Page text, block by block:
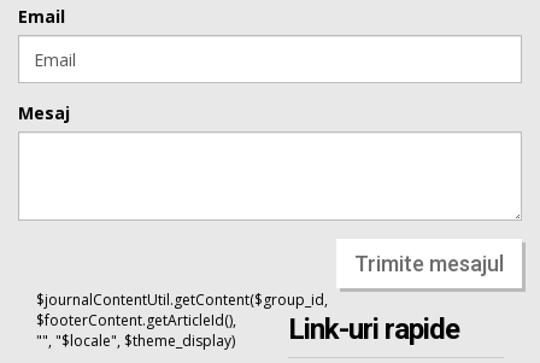
Email
Mesaj
Trimite mesajul
$journalContentUtil.getContent($group_id,
$footerContent.getArticleId(),
"", "$locale", $theme_display)
Link-uri rapide